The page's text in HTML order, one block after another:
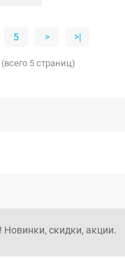
5 > >|
5 страниц)
Новинки, скидки, акции.